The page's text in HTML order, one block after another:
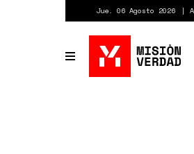
Jue. 06 Agosto 2026
Toggle
navigation